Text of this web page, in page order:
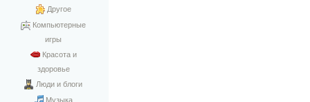
Другое
Компьютерные
игры
Красота и
здоровье
Люди и блоги
Музыка